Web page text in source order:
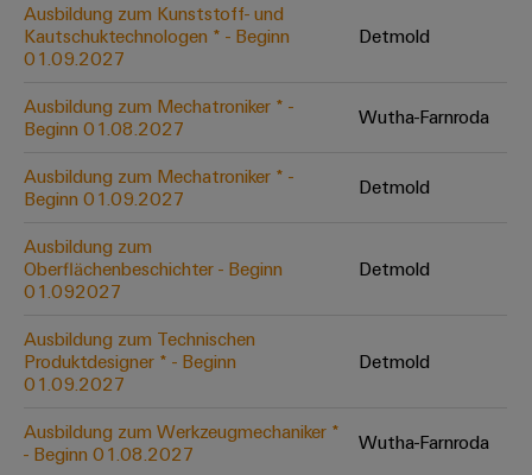
Sicherer
Betrieb
mit
Lösungen
für
Prozessindustrie
Mehr
Ressourceneffizienz
durch
Schaltschrankbau
Lösungen
die
Herausforderungen
Industrial
IoT
Industrial
Security
Industrial
Service
Platform
easyConnect
Regler
Gerätehersteller
Industrial
Ethernet
Touch-
Panels
Engineering-
Visualisierungstools
Energiemessung
und
Smart
Metering
Weidmüller
Digitale
Bestellmöglichkeiten
eShop
OCI-
EDI-
Schnittstelle
ALLE
SERVICES
finden
Solution
Partner
-
Systemintegratoren
Messen
&
Globale
Messen
&
Events
Stellenbörse
Entwicklung
Ausbildung zum Kunststoff- und
Kautschuktechnologen * - Beginn
01.09.2027
Detmold
Ausbildung zum Mechatroniker * -
Beginn 01.08.2027
Wutha-Farnroda
Ausbildung zum Mechatroniker * -
Beginn 01.09.2027
Detmold
Ausbildung zum
Oberflächenbeschichter - Beginn
01.092027
Detmold
Ausbildung zum Technischen
Produktdesigner * - Beginn
01.09.2027
Detmold
Ausbildung zum Werkzeugmechaniker *
- Beginn 01.08.2027
Wutha-Farnroda